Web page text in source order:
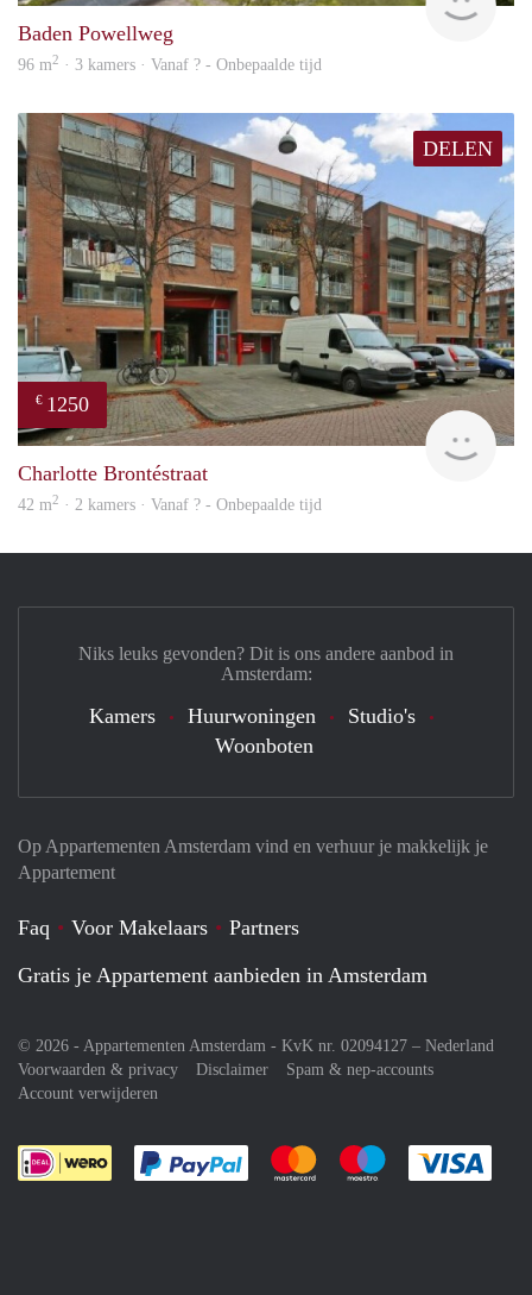
Baden Powellweg
96 m2 · 3 kamers · Vanaf ? - Onbepaalde tijd
DELEN
€ 1250
Charlotte Brontéstraat
42 m2 · 2 kamers · Vanaf ? - Onbepaalde tijd
Op Appartementen Amsterdam vind en verhuur je makkelijk je
Appartement
Faq Voor Makelaars
Partners
Gratis je Appartement aanbieden in Amsterdam
© 2026 - Appartementen Amsterdam - KvK nr. 02094127 – Nederland
Voorwaarden & privacy
Disclaimer
Spam & nep-accounts
Account verwijderen
Je rekent gemakkelijk af met Paypal
Je rekent gemakkelijk af met
Je rekent
Niks leuks gevonden? Dit is ons andere aanbod in
Amsterdam:
Kamers Huurwoningen
Studio's
Woonboten